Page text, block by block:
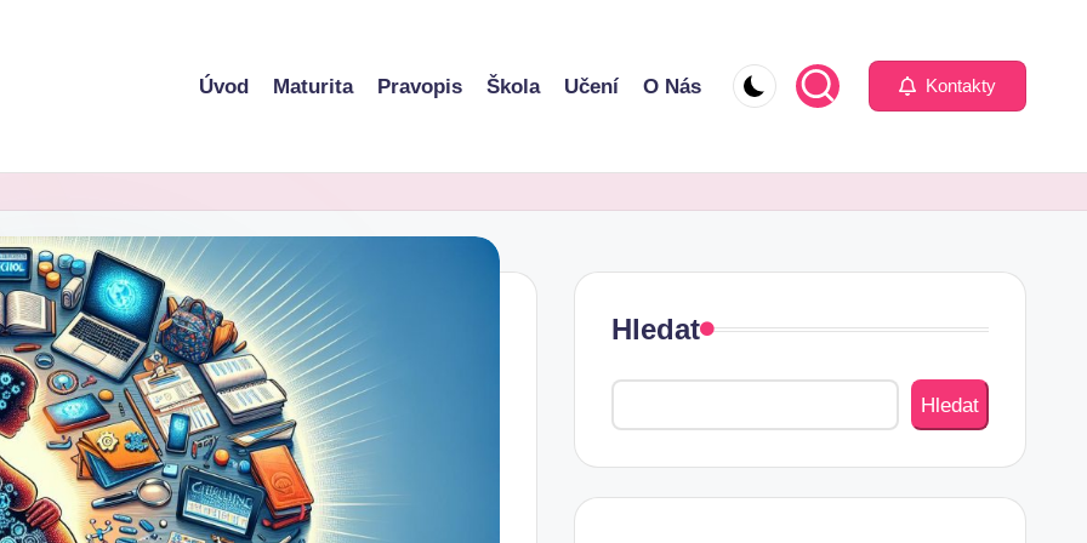
Úvod Maturita Pravopis Škola Učení O Nás Kontakty
Hledat
Hledat